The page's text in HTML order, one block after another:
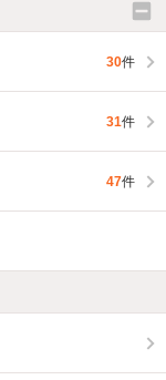
30件
31件
47件